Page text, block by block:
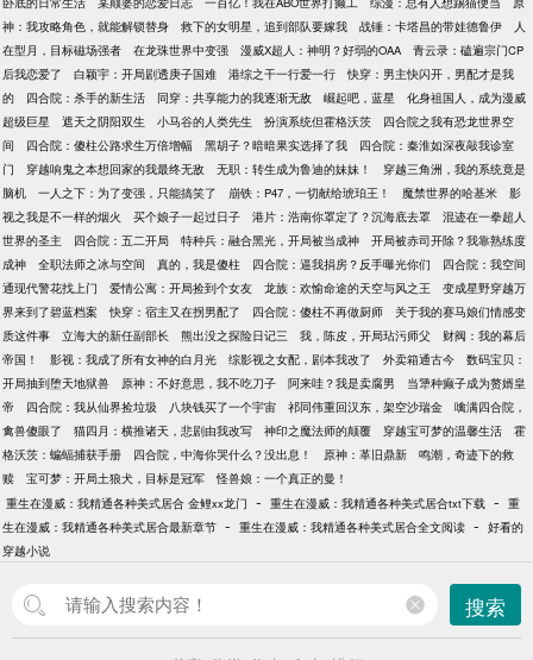
神：我攻略角色，就能解锁替身
救下的女明星，追到部队要嫁我 战锤：卡塔昌的带娃德鲁伊
人
在型月，目标磁场强者
在龙珠世界中变强 漫威X超人：神明？好弱的OAA
青云录：磕遍宗门CP
后我恋爱了
白颖宇：开局剧透庚子国难 港综之干一行爱一行
快穿：男主快闪开，男配才是我
的
四合院：杀手的新生活 同穿：共享能力的我逐渐无敌 崛起吧，蓝星
化身祖国人，成为漫威
超级巨星
遮天之阴阳双生 小马谷的人类先生 扮演系统但霍格沃茨
四合院之我有恐龙世界空
间
四合院：傻柱公路求生万倍增幅 黑胡子？暗暗果实选择了我
四合院：秦淮如深夜敲我诊室
门
穿越响鬼之本想回家的我最终无敌 无职：转生成为鲁迪的妹妹！
穿越三角洲，我的系统竟是
脑机
一人之下：为了变强，只能搞笑了 崩铁：P47，一切献给琥珀王！ 魔禁世界的哈基米
影
视之我是不一样的烟火
买个娘子一起过日子 港片：浩南你罩定了？沉海底去罩
混迹在一拳超人
世界的圣主
四合院：五二开局 特种兵：融合黑光，开局被当成神
开局被赤司开除？我靠熟练度
成神
全职法师之冰与空间 真的，我是傻柱 四合院：逼我捐房？反手曝光你们
四合院：我空间
通现代警花找上门
爱情公寓：开局捡到个女友 龙族：欢愉命途的天空与风之王
变成星野穿越万
界来到了碧蓝档案
快穿：宿主又在拐男配了 四合院：傻柱不再做厨师
关于我的赛马娘们情感变
质这件事
立海大的新任副部长 熊出没之探险日记三 我，陈皮，开局玷污师父
财阀：我的幕后
帝国！
影视：我成了所有女神的白月光 综影视之女配，剧本我改了 外卖箱通古今
数码宝贝：
开局抽到堕天地狱兽
原神：不好意思，我不吃刀子 阿来哇？我是卖腐男
当犟种癫子成为赘婿皇
帝
四合院：我从仙界捡垃圾 八块钱买了一个宇宙 祁同伟重回汉东，架空沙瑞金
噙满四合院，
禽兽傻眼了
猫四月：横推诸天，悲剧由我改写 神印之魔法师的颠覆 穿越宝可梦的温馨生活
霍
格沃茨：蝙蝠捕获手册
四合院，中海你哭什么？没出息！ 原神：革旧鼎新
鸣潮，奇迹下的救
赎
宝可梦：开局土狼犬，目标是冠军
怪兽娘：一个真正的曼！
重生在漫威：我精通各种美式居合 金鲤xx龙门 - 重生在漫威：我精通各种美式居合txt下载 - 重
生在漫威：我精通各种美式居合最新章节 - 重生在漫威：我精通各种美式居合全文阅读 - 好看的
穿越小说
搜索